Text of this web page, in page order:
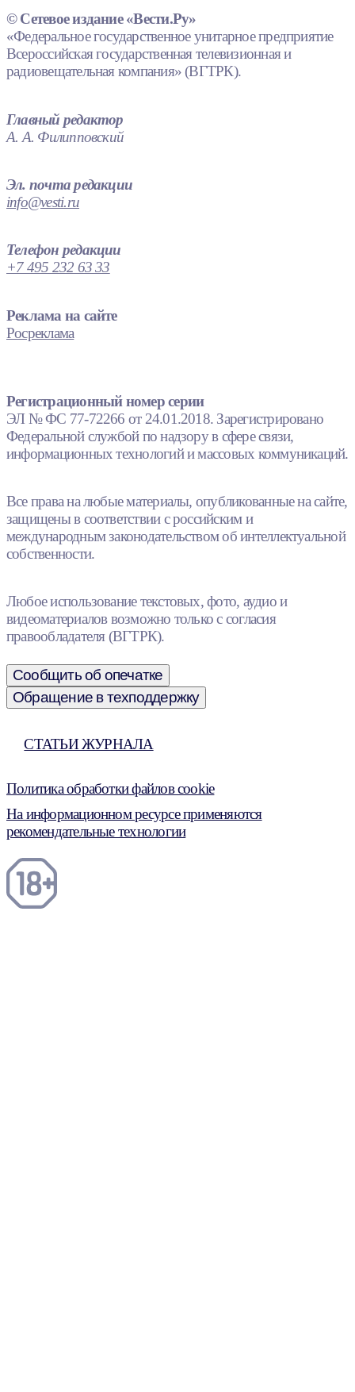
© Сетевое издание «Вести.Ру»
«Федеральное государственное унитарное предприятие
Всероссийская государственная телевизионная и
радиовещательная компания» (ВГТРК).
Главный редактор
А. А. Филипповский
Эл. почта редакции
info@vesti.ru
Телефон редакции
+7 495 232 63 33
Реклама на сайте
Росреклама
Регистрационный номер серии
ЭЛ № ФС 77-72266 от 24.01.2018. Зарегистрировано
Федеральной службой по надзору в сфере связи,
информационных технологий и массовых коммуникаций.
Все права на любые материалы, опубликованные на сайте,
защищены в соответствии с российским и
международным законодательством об интеллектуальной
собственности.
Любое использование текстовых, фото, аудио и
видеоматериалов возможно только с согласия
правообладателя (ВГТРК).
Сообщить об опечатке
Обращение в техподдержку
СТАТЬИ ЖУРНАЛА
Политика обработки файлов cookie
На информационном ресурсе применяются
рекомендательные технологии